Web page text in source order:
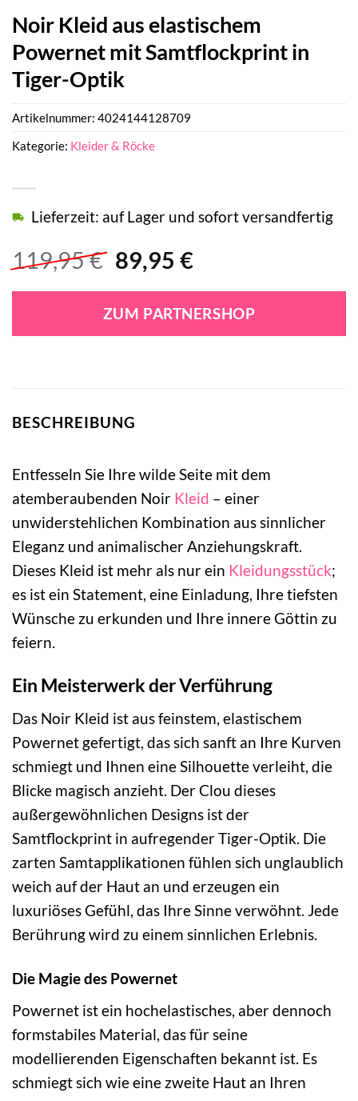
Noir Kleid aus elastischem
Powernet mit Samtflockprint in
Tiger-Optik
119,95€ Ursprünglicher
war:
119,95 €
89,95 €Aktueller
ist:
89,95 €.
Lieferzeit: auf Lager und sofort versandfertig
ZUM PARTNERSHOP
Artikelnummer: 4024144128709
Kategorie: Kleider & Röcke
BESCHREIBUNG
Entfesseln Sie Ihre wilde Seite mit dem
atemberaubenden Noir Kleid – einer
unwiderstehlichen Kombination aus sinnlicher
Eleganz und animalischer Anziehungskraft.
Dieses Kleid ist mehr als nur ein Kleidungsstück;
es ist ein Statement, eine Einladung, Ihre tiefsten
Wünsche zu erkunden und Ihre innere Göttin zu
feiern.
Ein Meisterwerk der Verführung
Das Noir Kleid ist aus feinstem, elastischem
Powernet gefertigt, das sich sanft an Ihre Kurven
schmiegt und Ihnen eine Silhouette verleiht, die
Blicke magisch anzieht. Der Clou dieses
außergewöhnlichen Designs ist der
Samtflockprint in aufregender Tiger-Optik. Die
zarten Samtapplikationen fühlen sich unglaublich
weich auf der Haut an und erzeugen ein
luxuriöses Gefühl, das Ihre Sinne verwöhnt. Jede
Berührung wird zu einem sinnlichen Erlebnis.
Die Magie des Powernet
Powernet ist ein hochelastisches, aber dennoch
formstabiles Material, das für seine
modellierenden Eigenschaften bekannt ist. Es
schmiegt sich wie eine zweite Haut an Ihren